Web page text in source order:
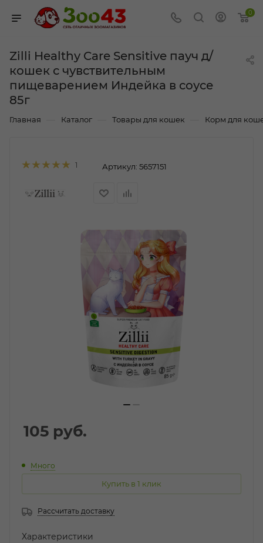
0
Zilli Healthy Care Sensitive пауч д/
кошек с чувствительным
пищеварением Индейка в соусе
85г
Главная Каталог Товары для кошек Корм для
1 Артикул: 5657151
105 руб.
Много
Купить в 1 клик
Рассчитать доставку
Характеристики